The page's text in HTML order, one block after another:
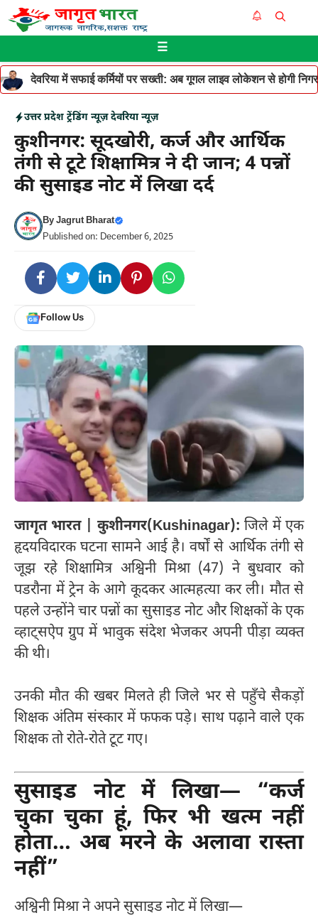
Skip
to
☰
देवरिया में सफाई कर्मियों पर सख्ती: अब गूगल लाइव लोकेशन से होगी
उत्तर प्रदेश ट्रेंडिंग न्यूज़ देवरिया न्यूज़
कुशीनगर: सूदखोरी, कर्ज और आर्थिक
तंगी से टूटे शिक्षामित्र ने दी जान; 4 पन्नों
की सुसाइड नोट में लिखा दर्द
ByJagrut Bharat
Published on: December 6, 2025
Follow Us
जागृत भारत | कुशीनगर(Kushinagar): जिले में एक
हृदयविदारक घटना सामने आई है। वर्षों से आर्थिक तंगी से
जूझ रहे शिक्षामित्र अश्विनी मिश्रा (47) ने बुधवार को
पडरौना में ट्रेन के आगे कूदकर आत्महत्या कर ली। मौत से
पहले उन्होंने चार पन्नों का सुसाइड नोट और शिक्षकों के एक
व्हाट्सऐप ग्रुप में भावुक संदेश भेजकर अपनी पीड़ा व्यक्त
की थी।
उनकी मौत की खबर मिलते ही जिले भर से पहुँचे सैकड़ों
शिक्षक अंतिम संस्कार में फफक पड़े। साथ पढ़ाने वाले एक
शिक्षक तो रोते-रोते टूट गए।
सुसाइड नोट में लिखा— “कर्ज
चुका चुका हूं, फिर भी खत्म नहीं
होता… अब मरने के अलावा रास्ता
नहीं”
अश्विनी मिश्रा ने अपने सुसाइड नोट में लिखा—